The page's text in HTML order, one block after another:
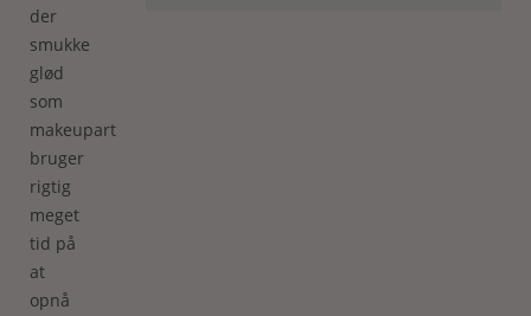
der
smukke
glød
som
makeupartisterne
bruger
rigtig
meget
tid på
at
opnå